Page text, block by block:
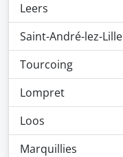
Leers
Saint-André-lez-Lille
Tourcoing
Lompret
Loos
Marquillies